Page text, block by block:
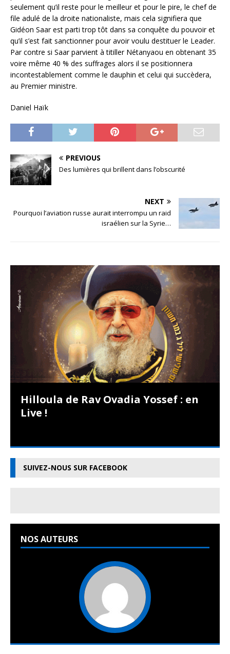
seulement qu’il reste pour le meilleur et pour le pire, le chef de
file adulé de la droite nationaliste, mais cela signifiera que
Gidéon Saar est parti trop tôt dans sa conquête du pouvoir et
qu’il s’est fait sanctionner pour avoir voulu destituer le Leader.
Par contre si Saar parvient à titiller Nétanyaou en obtenant 35
voire même 40 % des suffrages alors il se positionnera
incontestablement comme le dauphin et celui qui succèdera,
au Premier ministre.
Daniel Haïk
PREVIOUS
Des lumières qui brillent dans l’obscurité
NEXT
Pourquoi l’aviation russe aurait interrompu un raid
israélien sur la Syrie…
Hilloula de Rav Ovadia Yossef : en
Live !
SUIVEZ-NOUS SUR FACEBOOK
NOS AUTEURS